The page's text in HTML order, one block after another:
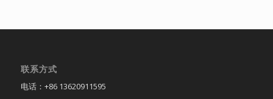
联系方式
电话：+86 13620911595